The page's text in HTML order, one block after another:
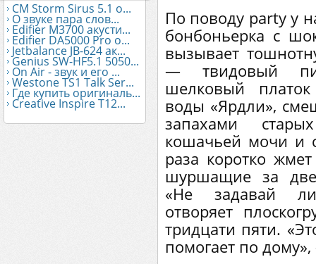
CM Storm Sirus 5.1 о...
О звуке пара слов...
Edifier М3700 акусти...
Edifier DA5000 Pro о...
Jetbalance JB-624 ак...
Genius SW-HF5.1 5050...
On Air - звук и его ...
Westone TS1 Talk Ser...
Где купить оригиналь...
Creative Inspire T12...
По поводу party у
бонбоньерка с
вызывает
— твидовый
шелковый
воды «Ярдли»,
запахами
кошачьей мочи и
раза коротко
шуршащие за
«Не задавай
отворяет
тридцати пяти.
помогает по